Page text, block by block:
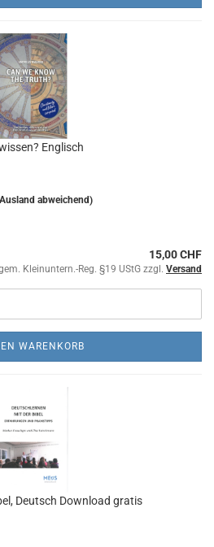
Englisch
abweichend)
15,00 CHF
Kleinuntern.-Reg. §19 UStG zzgl. Versand
WARENKORB
Deutsch Download gratis